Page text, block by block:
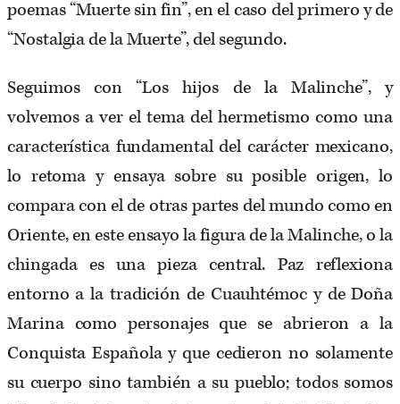
poemas “Muerte sin fin”, en el caso del primero y de
“Nostalgia de la Muerte”, del segundo.
Seguimos con “Los hijos de la Malinche”, y
volvemos a ver el tema del hermetismo como una
característica fundamental del carácter mexicano,
lo retoma y ensaya sobre su posible origen, lo
compara con el de otras partes del mundo como en
Oriente, en este ensayo la figura de la Malinche, o la
chingada es una pieza central. Paz reflexiona
entorno a la tradición de Cuauhtémoc y de Doña
Marina como personajes que se abrieron a la
Conquista Española y que cedieron no solamente
su cuerpo sino también a su pueblo; todos somos